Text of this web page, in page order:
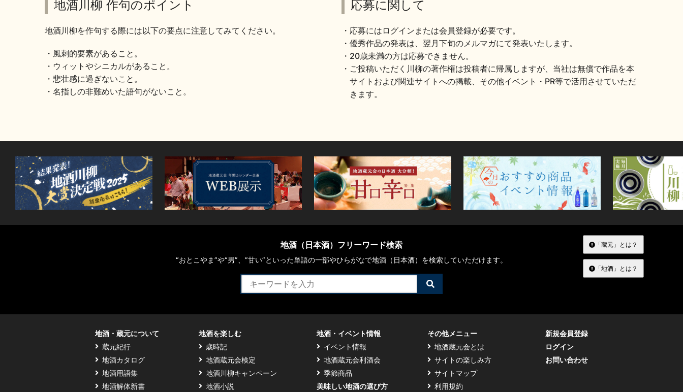
地酒川柳 作句のポイント
地酒川柳を作句する際には以下の要点に注意してみてください。
風刺的要素があること。
ウィットやシニカルがあること。
悲壮感に過ぎないこと。
名指しの非難めいた語句がないこと。
応募に関して
応募にはログインまたは会員登録が必要です。
優秀作品の発表は、翌月下旬のメルマガにて発表いたします。
20歳未満の方は応募できません。
ご投稿いただく川柳の著作権は投稿者に帰属しますが、当社は無償で作品を本
サイトおよび関連サイトへの掲載、その他イベント・PR等で活用させていただ
きます。
地酒（日本酒）フリーワード検索
“おとこやま”や“男”、”甘い”といった単語の一部やひらがなで地酒（日本酒）を検索していただけます。
検
索
「蔵元」とは？
「地酒」とは？
地酒・蔵元について
蔵元紀行
地酒カタログ
地酒用語集
地酒解体新書
地酒を楽しむ
歳時記
地酒蔵元会検定
地酒川柳キャンペーン
地酒小説
地酒・イベント情報
イベント情報
地酒蔵元会利酒会
季節商品
美味しい地酒の選び方
その他メニュー
地酒蔵元会とは
サイトの楽しみ方
サイトマップ
利用規約
新規会員登録
ログイン
お問い合わせ